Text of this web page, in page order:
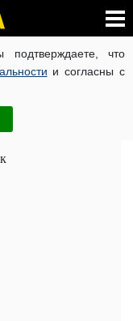
подтверждаете, что
и согласны с
КОРОНАВИРУС В
УКРАЇНСЬКОЮ